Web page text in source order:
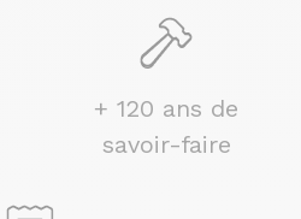
+ 120 ans de
savoir-faire